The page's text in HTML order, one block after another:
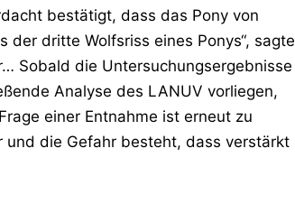
bestätigt, dass das Pony von
dritte Wolfsriss eines Ponys“, sagte
Sobald die Untersuchungsergebnisse
Analyse des LANUV vorliegen,
einer Entnahme ist erneut zu
die Gefahr besteht, dass verstärkt